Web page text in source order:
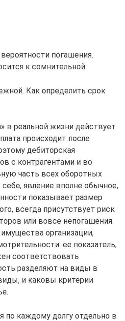
погашения.
к сомнительной.
Как определить срок
в реальной жизни действует
происходит после
дебиторская
с контрагентами и во
часть всех оборотных
явление вполне обычное,
показывает размер
всегда присутствует риск
или вовсе непогашения.
организации,
ее показатель,
соответствовать
разделяют на виды в
и каковы критерии
по каждому долгу отдельно в